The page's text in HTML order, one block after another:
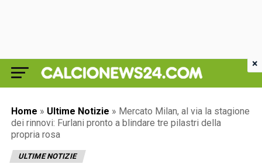
Home » Ultime Notizie » Mercato Milan, al via la stagione
dei rinnovi: Furlani pronto a blindare tre pilastri della
propria rosa
ULTIME NOTIZIE
×